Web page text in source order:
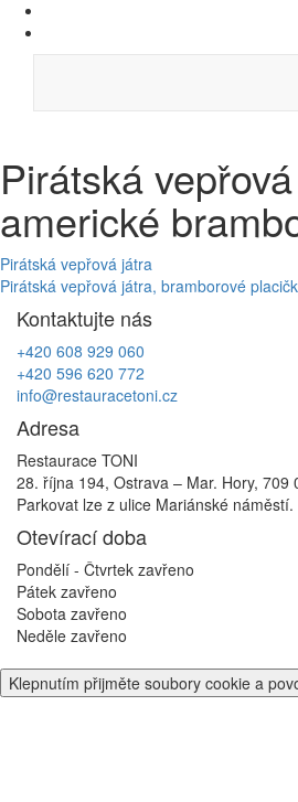
content
Pirátská
americké
Navigace
pro
příspěvek
Pirátská vepřová játra
Pirátská vepřová játra, bramborové
Kontaktujte nás
+420 608 929 060
+420 596 620 772
info@restauracetoni.cz
Adresa
Restaurace TONI
28. října 194, Ostrava – Mar. Hory, 709
Parkovat lze z ulice Mariánské náměstí.
Otevírací doba
Pondělí - Čtvrtek zavřeno
Pátek zavřeno
Sobota zavřeno
Neděle zavřeno
Klepnutím přijměte soubory cookie a